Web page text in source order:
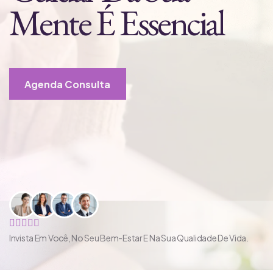
Mente É Essencial
Agenda Consulta
Invista Em Você, No Seu Bem-Estar E Na Sua Qualidade De Vida.
Invista Em Você,